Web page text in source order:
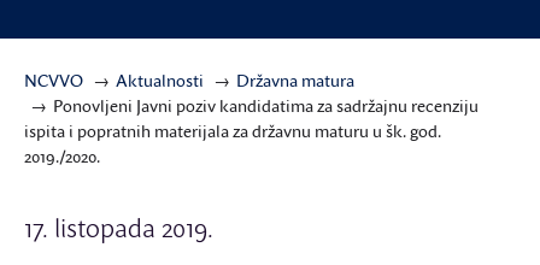
NCVVO Aktualnosti
Državna matura
Ponovljeni Javni poziv kandidatima za sadržajnu recenziju
ispita i popratnih materijala za državnu maturu u šk. god.
2019./2020.
17. listopada 2019.